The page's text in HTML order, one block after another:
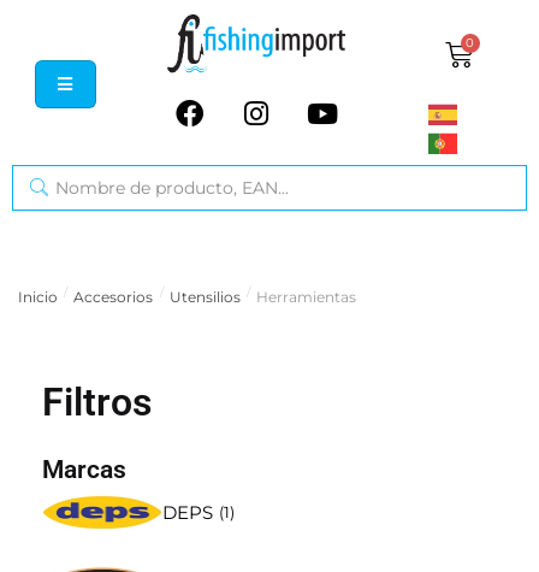
0
Inicio / Accesorios / Utensilios / Herramientas
Filtros
Marcas
DEPS (1)